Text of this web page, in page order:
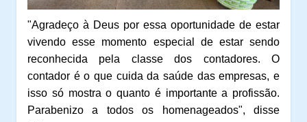
"Agradeço à Deus por essa oportunidade de estar
vivendo esse momento especial de estar sendo
reconhecida pela classe dos contadores. O
contador é o que cuida da saúde das empresas, e
isso só mostra o quanto é importante a profissão.
Parabenizo a todos os homenageados", disse